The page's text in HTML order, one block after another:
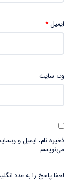
ایمیل*
وب‌ سایت
ذخیره نام، ایمیل و
می‌نویسم.
لطفا پاسخ را به عدد